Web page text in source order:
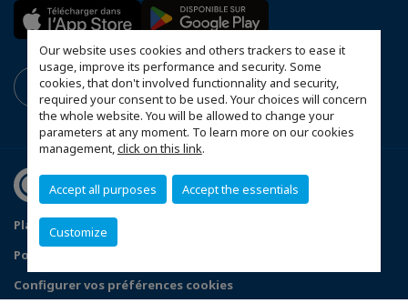
Our website uses cookies and others trackers to ease it
usage, improve its performance and security. Some
cookies, that don't involved functionnality and security,
required your consent to be used. Your choices will concern
the whole website. You will be allowed to change your
parameters at any moment. To learn more on our cookies
management,click on this link.
Accept all purposes Accept the essentials
Customize
Plan du site
Mentions légales
Politique de confidentialité
Configurer vos préférences cookies